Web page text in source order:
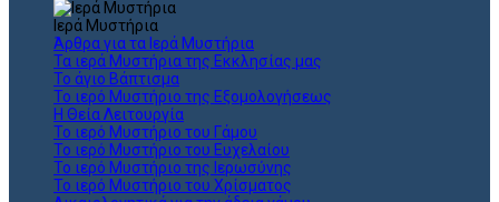
Ιερά Μυστήρια
Άρθρα για τα Ιερά Μυστήρια
Τα ιερά Μυστήρια της Εκκλησίας μας
Το άγιο Βάπτισμα
Το ιερό Μυστήριο της Εξομολογήσεως
Η Θεία Λειτουργία
Το ιερό Μυστήριο του Γάμου
Το ιερό Μυστήριο του Ευχελαίου
Το ιερό Μυστήριο της Ιερωσύνης
Το ιερό Μυστήριο του Χρίσματος